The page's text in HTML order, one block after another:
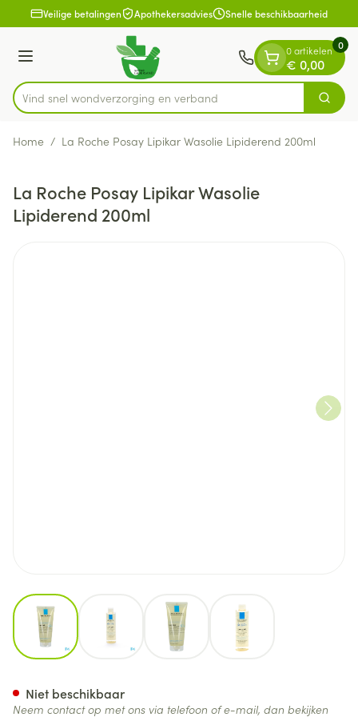
Ga naar de inhoud
1 van 1Veilige betalingen Apothekersadvies Snelle beschikbaarheid
Menu
Product, merk, categorie...
Vind snel wondverzorging en Zoek
0 artikelen
€ 0,00
0
Home / La Roche Posay Lipikar Wasolie Lipiderend 200ml
La Roche Posay Lipikar Wasolie
Lipiderend 200ml
View larger imageView larger imageView larger imageView larger image
Niet beschikbaar
Neem contact op met ons via telefoon of e-mail, dan bekijken